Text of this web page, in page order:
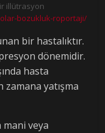
illütrasyon
bozukluk-roportaji/
bir hastalıktır.
dönemidir.
hasta
yatışma
veya